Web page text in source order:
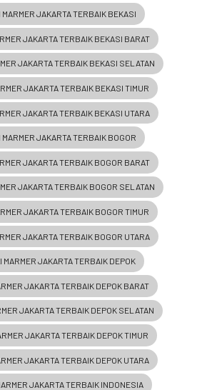
JAKARTA TERBAIK BEKASI
JAKARTA TERBAIK BEKASI BARAT
JAKARTA TERBAIK BEKASI SELATAN
JAKARTA TERBAIK BEKASI TIMUR
JAKARTA TERBAIK BEKASI UTARA
JAKARTA TERBAIK BOGOR
JAKARTA TERBAIK BOGOR BARAT
JAKARTA TERBAIK BOGOR SELATAN
JAKARTA TERBAIK BOGOR TIMUR
JAKARTA TERBAIK BOGOR UTARA
MARMER JAKARTA TERBAIK DEPOK
JAKARTA TERBAIK DEPOK BARAT
JAKARTA TERBAIK DEPOK SELATAN
JAKARTA TERBAIK DEPOK TIMUR
JAKARTA TERBAIK DEPOK UTARA
JAKARTA TERBAIK INDONESIA